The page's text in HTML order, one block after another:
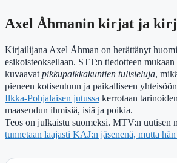
Axel Åhmanin kirjat ja
Kirjailijana Axel Åhman on herättänyt
esikoisteoksellaan. STT:n tiedotteen
kuvaavatpikkupaikkakuntien tulisieluja,
pieneen kotiseutuun ja paikalliseen
Ilkka-Pohjalaisen jutussa kerrotaan
maaseudun ihmisiä, isiä ja poikia.
Teos on julkaistu suomeksi. MTV:n uutisen
tunnetaan laajasti KAJ:n jäsenenä, mutta